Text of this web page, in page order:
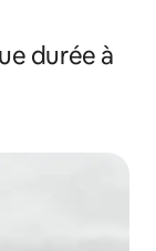
durée à